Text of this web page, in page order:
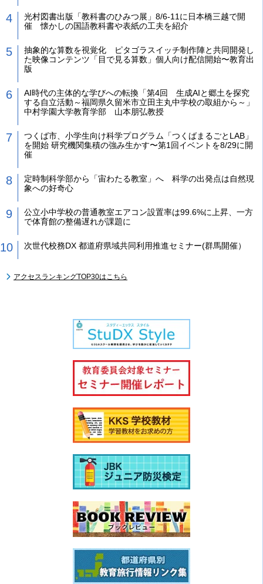
光村図書出版「教科書のひみつ展」8/6-11に日本橋三越で開
催 懐かしの国語教科書や表紙の工夫を紹介
抽象的な算数を視覚化 ピタゴラスイッチ制作陣と共同開発し
た映像コンテンツ「目で見る算数」個人向け配信開始〜教育出
版
AI時代の主体的な学びへの転換「第4回 生成AIと郷土を探究
する自立活動～福岡県久留米市立田主丸中学校の取組から～」
中村学園大学教育学部 山本朋弘教授
つくば市、小学生向け科学プログラム「つくばまるごとLAB」
を開始 研究機関集積の強み生かす〜第1回イベントを8/29に開
催
定時制科学部から「宙わたる教室」へ 科学の出発点は自然現
象への好奇心
公立小中学校の普通教室エアコン設置率は99.6%に上昇、一方
で体育館の整備遅れが課題に
次世代校務DX 都道府県域共同利用推進セミナー(群馬開催）
アクセスランキングTOP30はこちら